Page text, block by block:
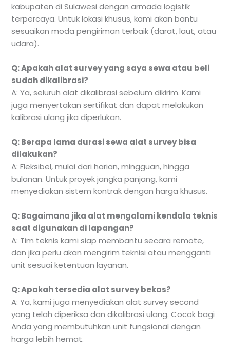
kabupaten di Sulawesi dengan armada logistik
terpercaya. Untuk lokasi khusus, kami akan bantu
sesuaikan moda pengiriman terbaik (darat, laut, atau
udara).
Q: Apakah alat survey yang saya sewa atau beli
sudah dikalibrasi?
A: Ya, seluruh alat dikalibrasi sebelum dikirim. Kami
juga menyertakan sertifikat dan dapat melakukan
kalibrasi ulang jika diperlukan.
Q: Berapa lama durasi sewa alat survey bisa
dilakukan?
A: Fleksibel, mulai dari harian, mingguan, hingga
bulanan. Untuk proyek jangka panjang, kami
menyediakan sistem kontrak dengan harga khusus.
Q: Bagaimana jika alat mengalami kendala teknis
saat digunakan di lapangan?
A: Tim teknis kami siap membantu secara remote,
dan jika perlu akan mengirim teknisi atau mengganti
unit sesuai ketentuan layanan.
Q: Apakah tersedia alat survey bekas?
A: Ya, kami juga menyediakan alat survey second
yang telah diperiksa dan dikalibrasi ulang. Cocok bagi
Anda yang membutuhkan unit fungsional dengan
harga lebih hemat.